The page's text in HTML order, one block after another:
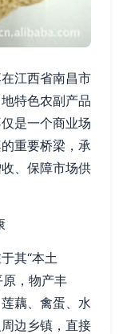
江西省南昌市
特色农副产品
是一个商业场
重要桥梁，承
、保障市场供
其“本土
原，物产丰
藕、禽蛋、水
边乡镇，直接